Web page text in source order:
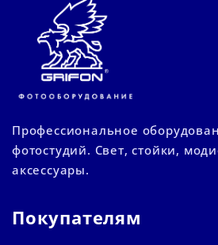
Профессиональное
фотостудий. Свет, стойки,
аксессуары.
Покупателям